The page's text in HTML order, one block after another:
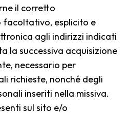
il corretto
facoltativo, esplicito e
agli indirizzi indicati
la successiva acquisizione
necessario per
richieste, nonché degli
inseriti nella missiva.
sul sito e/o